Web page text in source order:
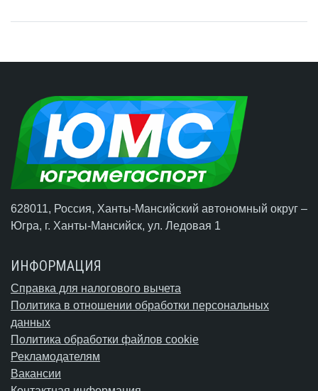
628011, Россия, Ханты-Мансийский автономный округ –
Югра, г. Ханты-Мансийск, ул. Ледовая 1
ИНФОРМАЦИЯ
Справка для налогового вычета
Политика в отношении обработки персональных
данных
Политика обработки файлов cookie
Рекламодателям
Вакансии